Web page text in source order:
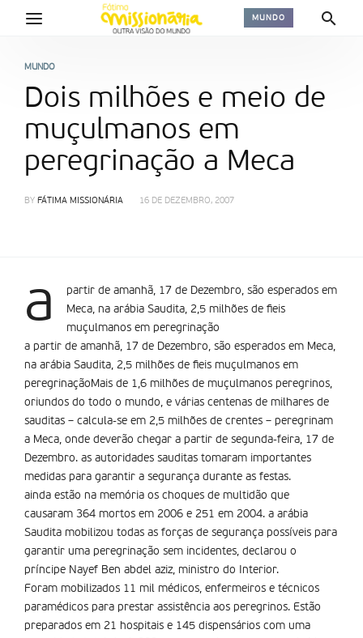
MUNDO
MUNDO
Dois milhões e meio de
muçulmanos em
peregrinação a Meca
BY FÁTIMA MISSIONÁRIA 16 DE DEZEMBRO, 2007
a
partir de amanhã, 17 de Dezembro, são esperados em
Meca, na arábia Saudita, 2,5 milhões de fieis
muçulmanos em peregrinação
a partir de amanhã, 17 de Dezembro, são esperados em Meca,
na arábia Saudita, 2,5 milhões de fieis muçulmanos em
peregrinaçãoMais de 1,6 milhões de muçulmanos peregrinos,
oriundos do todo o mundo, e várias centenas de milhares de
sauditas – calcula-se em 2,5 milhões de crentes – peregrinam
a Meca, onde deverão chegar a partir de segunda-feira, 17 de
Dezembro. as autoridades sauditas tomaram importantes
medidas para garantir a segurança durante as festas.
ainda estão na memória os choques de multidão que
causaram 364 mortos em 2006 e 251 em 2004. a arábia
Saudita mobilizou todas as forças de segurança possíveis para
garantir uma peregrinação sem incidentes, declarou o
príncipe Nayef Ben abdel aziz, ministro do Interior.
Foram mobilizados 11 mil médicos, enfermeiros e técnicos
paramédicos para prestar assistência aos peregrinos. Estão
preparados em 21 hospitais e 145 dispensários com uma